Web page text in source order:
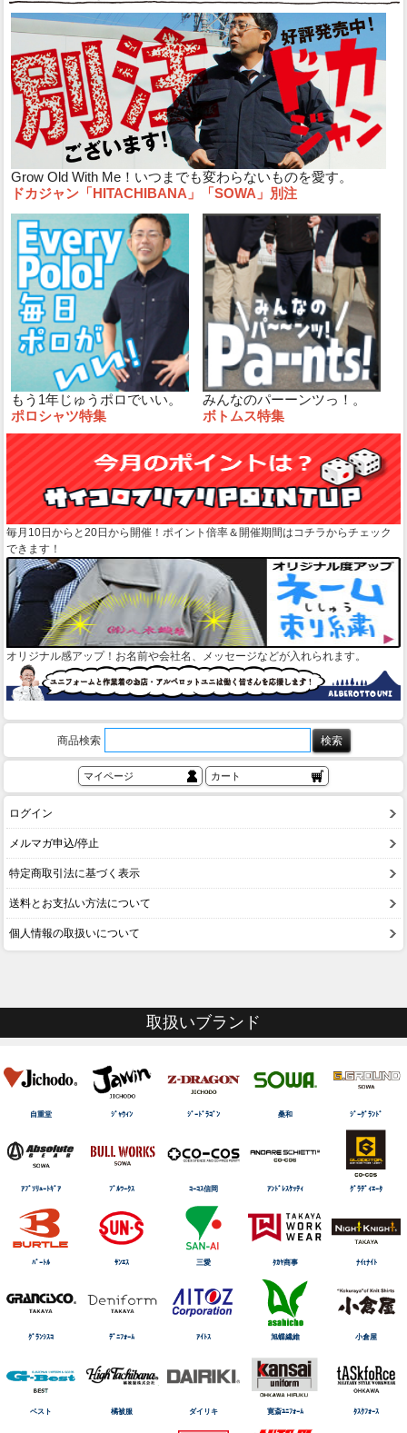
Grow Old With Me！いつまでも変わらないものを愛す。
ドカジャン「HITACHIBANA」「SOWA」別注
もう1年じゅうポロでいい。
ポロシャツ特集
みんなのパーーンツっ！。
ボトムス特集
毎月10日からと20日から開催！ポイント倍率＆開催期間はコチラからチェック
できます！
オリジナル感アップ！お名前や会社名、メッセージなどが入れられます。
商品検索
マイページ カート
ログイン
メルマガ申込/停止
特定商取引法に基づく表示
送料とお支払い方法について
個人情報の取扱いについて
取扱いブランド
自重堂 ｼﾞｬｳｨﾝ ｼﾞｰﾄﾞﾗｺﾞﾝ 桑和 ｼﾞｰｸﾞﾗﾝﾄﾞ
ｱﾌﾞｿﾘｭｰﾄｷﾞｱ ﾌﾞﾙﾜｰｸｽ ｺｰｺｽ信岡 ｱﾝﾄﾞﾚｽｹｯﾃｨ ｸﾞﾗﾃﾞｨｴｰﾀ
ﾊﾞｰﾄﾙ ｻﾝｴｽ 三愛 ﾀｶﾔ商事 ﾅｲtﾅｲﾄ
ｸﾞﾗﾝｼｽｺ ﾃﾞﾆﾌｫｰﾑ ｱｲﾄｽ 旭蝶繊維 小倉屋
ベスト 橘被服 ダイリキ 寛斎ﾕﾆﾌｫｰﾑ ﾀｽｸﾌｫｰｽ